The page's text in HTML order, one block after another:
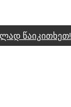
წაიკითხეთ!